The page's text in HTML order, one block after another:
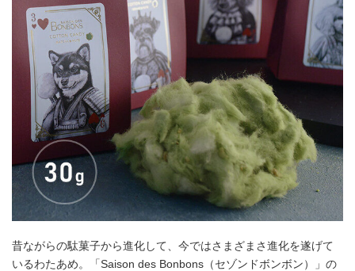
昔ながらの駄菓子から進化して、今ではさまざまさ進化を遂げて
いるわたあめ。「Saison des Bonbons（セゾンドボンボン）」の